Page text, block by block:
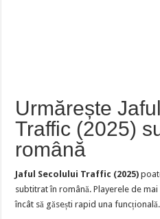
Urmărește
Traffic (2025)
română
Jaful Secolului Traffic (2025)
subtitrat în română. Playerele de
încât să găsești rapid una funcțională.